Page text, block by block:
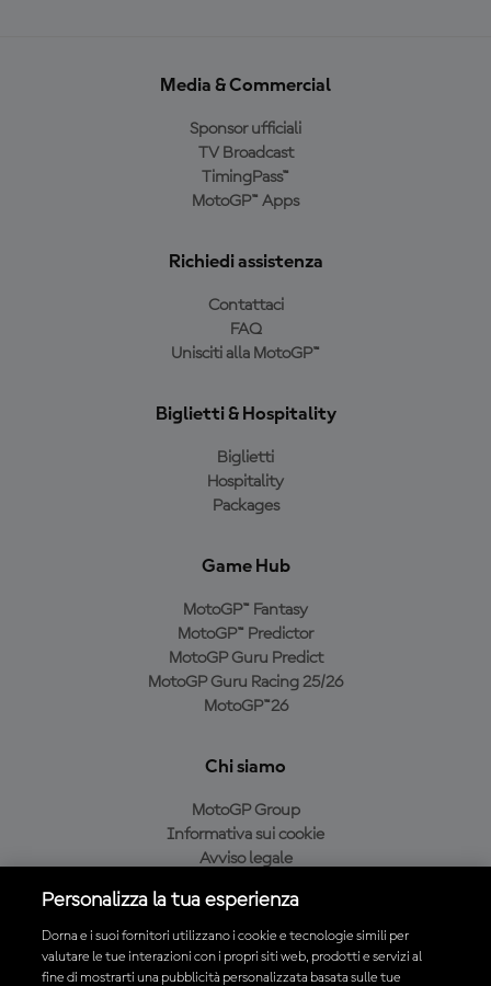
Media & Commercial
Sponsor ufficiali
TV Broadcast
TimingPass™
MotoGP™ Apps
Richiedi assistenza
Contattaci
FAQ
Unisciti alla MotoGP™
Biglietti & Hospitality
Biglietti
Hospitality
Packages
Game Hub
MotoGP™ Fantasy
MotoGP™ Predictor
MotoGP Guru Predict
MotoGP Guru Racing 25/26
MotoGP™26
Chi siamo
MotoGP Group
Informativa sui cookie
Avviso legale
Condizioni di acquisto
Personalizza la tua esperienza
Dorna e i suoi fornitori utilizzano i cookie e tecnologie simili per
valutare le tue interazioni con i propri siti web, prodotti e servizi al
fine di mostrarti una pubblicità personalizzata basata sulle tue